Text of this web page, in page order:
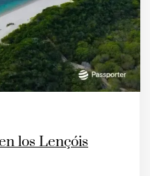
los Lençóis